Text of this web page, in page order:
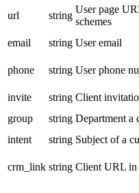
url
string
User page
schemes
email
string User email
phone
string User phone
invite
string Client
group
string Department a
intent
string Subject of a
crm_link string Client URL in